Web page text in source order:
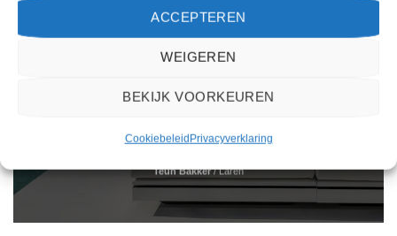
ACCEPTEREN
WEIGEREN
BEKIJK VOORKEUREN
CookiebeleidPrivacyverklaring
Het boeken van een reis via 2Spanje.nl was eenvoudig en duidelijk. De website is
informatie, zoals de prijs, sterren en de locatie.
Teun Bakker /Laren